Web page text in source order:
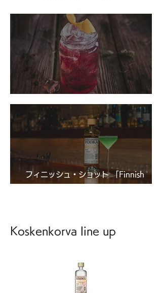
フィニッシュ・ショット 「Finnish
Koskenkorva line up